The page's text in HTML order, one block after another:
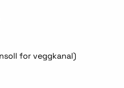
for veggkanal)